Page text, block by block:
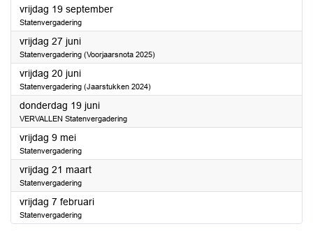
vrijdag 19 september2025
Statenvergadering
vrijdag 27 juni2025
Statenvergadering (Voorjaarsnota 2025)
vrijdag 20 juni2025
Statenvergadering (Jaarstukken 2024)
donderdag 19 juni2025
VERVALLEN Statenvergadering
vrijdag 9 mei2025
Statenvergadering
vrijdag 21 maart2025
Statenvergadering
vrijdag 7 februari2025
Statenvergadering